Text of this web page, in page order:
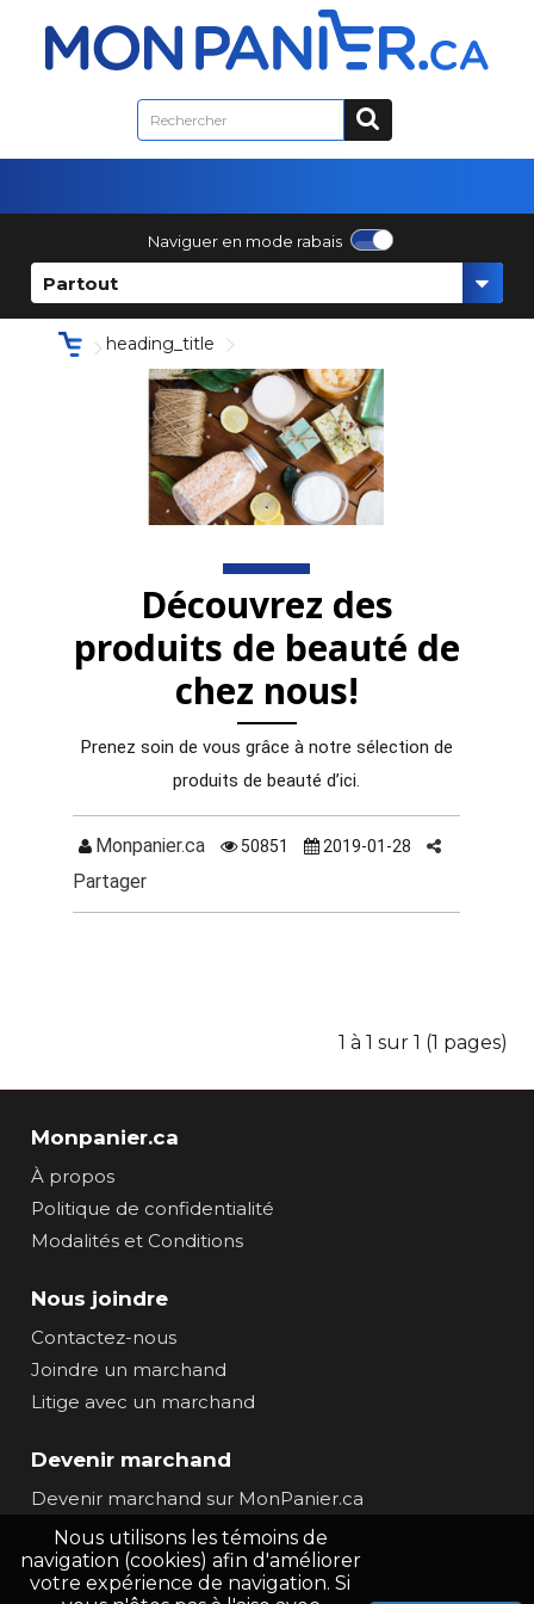
Naviguer en mode rabais
Partout
heading_title
Découvrez des
produits de beauté de
chez nous!
Prenez soin de vous grâce à notre sélection de
produits de beauté d’ici.
Monpanier.ca 50851 2019-01-28
Partager
1 à 1 sur 1 (1 pages)
Monpanier.ca
À propos
Politique de confidentialité
Modalités et Conditions
Nous joindre
Contactez-nous
Joindre un marchand
Litige avec un marchand
Devenir marchand
Devenir marchand sur MonPanier.ca
Nous utilisons les témoins de
navigation (cookies) afin d'améliorer
votre expérience de navigation. Si